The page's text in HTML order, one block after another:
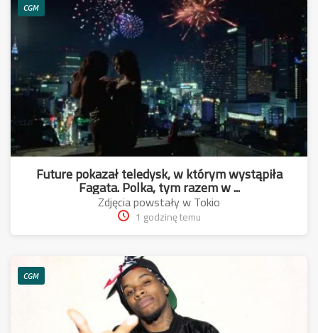
CGM
Future pokazał teledysk, w którym wystąpiła
Fagata. Polka, tym razem w ...
Zdjęcia powstały w Tokio
1 godzinę temu
CGM